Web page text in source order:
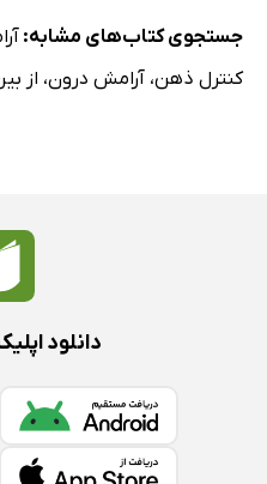
جستجوی کتاب‌های مشابه:
کنترل ذهن، آرامش درون، از
دانلود